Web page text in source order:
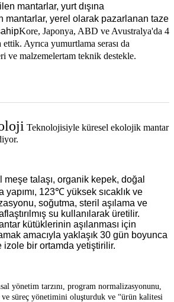
mantarlar, yurt dışına
mantarlar, yerel olarak pazarlanan taze
Kore, Japonya, ABD ve Avustralya'da 4
Ayrıca yumurtlama serası da
ve malzemelertam teknik destekle.
Teknolojisiyle küresel ekolojik mantar
talaşı, organik kepek, doğal
yapımı, 123℃ yüksek sıcaklık ve
soğutma, steril aşılama ve
su kullanılarak üretilir.
kütüklerinin aşılanması için
amacıyla yaklaşık 30 gün boyunca
izole bir ortamda yetiştirilir.
yönetim tarzını, program normalizasyonunu,
süreç yönetimini oluşturduk ve “ürün kalitesi